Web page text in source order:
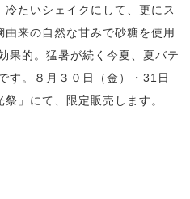
たいシェイクにして、更にス
来の自然な甘みで砂糖を使用
果的。猛暑が続く今夏、夏バテ
す。８月３０日（金）・ 31 日
」にて、限定販売します。